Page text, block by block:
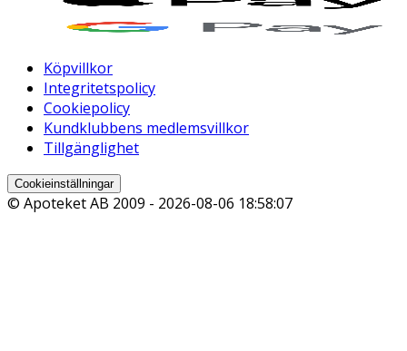
Köpvillkor
Integritetspolicy
Cookiepolicy
Kundklubbens medlemsvillkor
Tillgänglighet
Cookieinställningar
© Apoteket AB 2009 - 2026-08-06 18:58:07